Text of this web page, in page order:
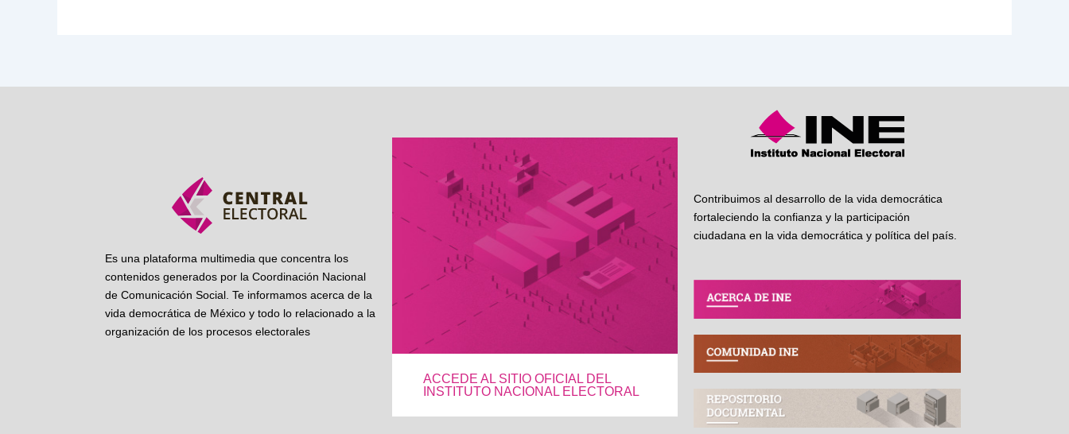
Es una plataforma multimedia que concentra los
contenidos generados por la Coordinación Nacional
de Comunicación Social. Te informamos acerca de la
vida democrática de México y todo lo relacionado a la
organización de los procesos electorales
ACCEDE AL SITIO OFICIAL DEL
INSTITUTO NACIONAL ELECTORAL
Contribuimos al desarrollo de la vida democrática
fortaleciendo la confianza y la participación
ciudadana en la vida democrática y política del país.